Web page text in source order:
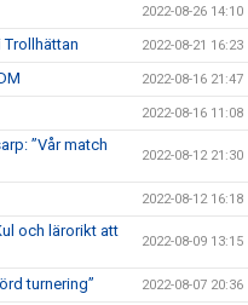
2022-08-26 14:10
2022-08-21 16:23
2022-08-16 21:47
2022-08-16 11:08
”Vår match
2022-08-12 21:30
2022-08-12 16:18
och lärorikt att
2022-08-09 13:15
turnering” 2022-08-07 20:36